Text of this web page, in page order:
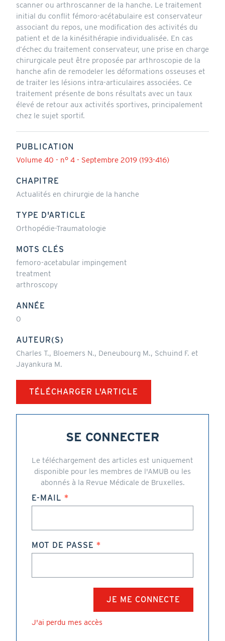
scanner ou arthroscanner de la hanche. Le traitement
initial du conflit fémoro-acétabulaire est conservateur
associant du repos, une modification des activités du
patient et de la kinésithérapie individualisée. En cas
d’échec du traitement conservateur, une prise en charge
chirurgicale peut être proposée par arthroscopie de la
hanche afin de remodeler les déformations osseuses et
de traiter les lésions intra-articulaires associées. Ce
traitement présente de bons résultats avec un taux
élevé de retour aux activités sportives, principalement
chez le sujet sportif.
PUBLICATION
Volume 40 - n° 4 - Septembre 2019 (193-416)
CHAPITRE
Actualités en chirurgie de la hanche
TYPE D'ARTICLE
Orthopédie-Traumatologie
MOTS CLÉS
femoro-acetabular impingement
treatment
arthroscopy
ANNÉE
0
AUTEUR(S)
Charles T., Bloemers N., Deneubourg M., Schuind F. et
Jayankura M.
TÉLÉCHARGER L'ARTICLE
SE CONNECTER
Le téléchargement des articles est uniquement
disponible pour les membres de l'AMUB ou les
abonnés à la Revue Médicale de Bruxelles.
E-MAIL
MOT DE PASSE
J'ai perdu mes accès